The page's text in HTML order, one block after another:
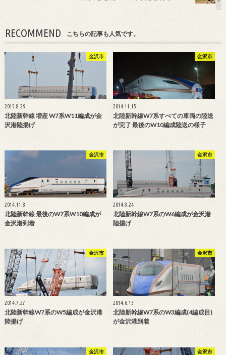
RECOMMEND こちらの記事も人気です。
金沢市
2015.8.29
北陸新幹線 増産 W7系W11編成が金
沢港陸揚げ
金沢市
2014.11.15
北陸新幹線W7系すべての車両の陸送
が完了 最後のW10編成陸送の様子
金沢市
2014.11.8
北陸新幹線 最後のW7系W10編成が
金沢港到着
金沢市
2014.8.24
北陸新幹線W7系のW6編成が金沢港
陸揚げ
金沢市
2014.7.27
北陸新幹線W7系のW5編成が金沢港
陸揚げ
金沢市
2014.6.13
北陸新幹線W7系のW3編成(4編成目)
が金沢港到着
金沢市 金沢市